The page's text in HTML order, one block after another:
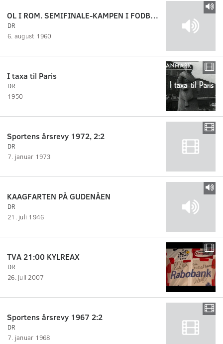
OL I ROM. SEMIFINALE-KAMPEN I FODBOLD. DANMARK-UNGARN
DR
6. august 1960
I taxa til Paris
DR
1950
Sportens årsrevy 1972, 2:2
DR
7. januar 1973
KAAGFARTEN PÅ GUDENÅEN
DR
21. juli 1946
TVA 21:00 KYLREAX
DR
26. juli 2007
Sportens årsrevy 1967 2:2
DR
7. januar 1968